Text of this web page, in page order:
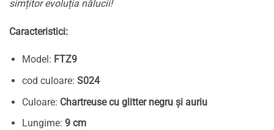
simțitor evoluția nălucii!
Caracteristici:
Model: FTZ9
cod culoare: S024
Culoare: Chartreuse cu glitter negru și auriu
Lungime: 9 cm